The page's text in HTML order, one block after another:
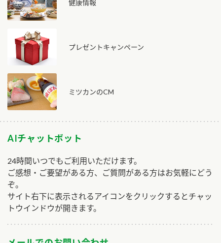
健康情報
プレゼントキャンペーン
ミツカンのCM
AIチャットボット
24時間いつでもご利用いただけます。
ご感想・ご要望がある方、ご質問がある方はお気軽にどう
ぞ。
サイト右下に表示されるアイコンをクリックするとチャッ
トウインドウが開きます。